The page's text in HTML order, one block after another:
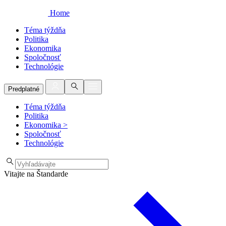
Home
Téma týždňa
Politika
Ekonomika
Spoločnosť
Technológie
Predplatné
Téma týždňa
Politika
Ekonomika >
Spoločnosť
Technológie
Vitajte na Štandarde